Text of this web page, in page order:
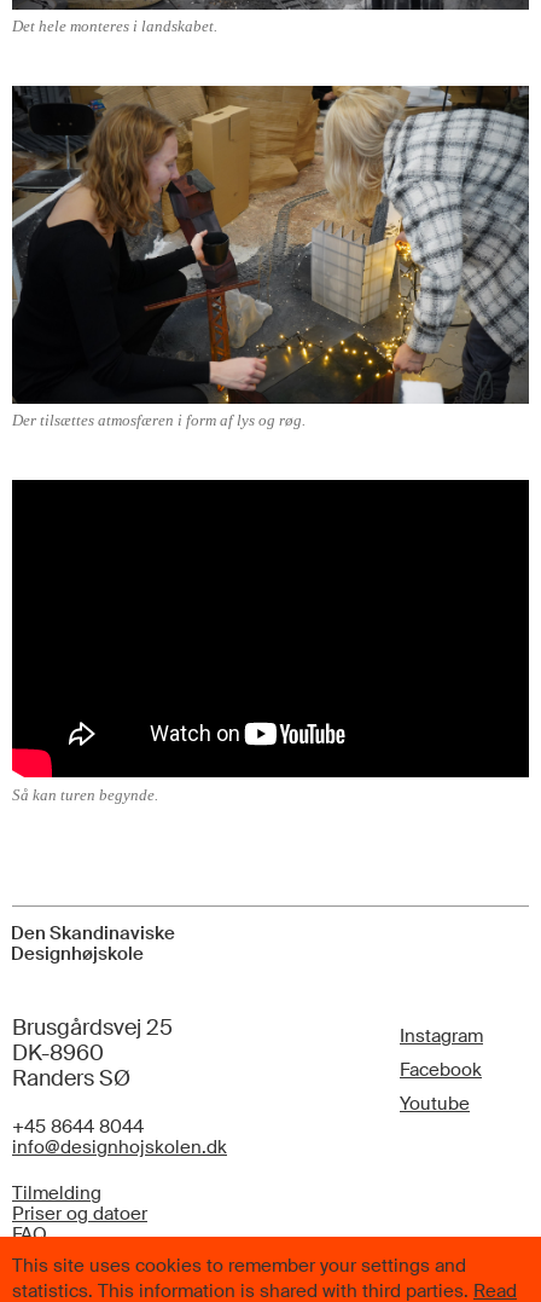
Det hele monteres i landskabet.
Der tilsættes atmosfæren i form af lys og røg.
Så kan turen begynde.
This site uses cookies to remember your settings and
statistics. This information is shared with third parties. Read
Den Skandinaviske
Designhøjskole
Brusgårdsvej 25
DK-8960
Randers SØ
+45 8644 8044
info@designhojskolen.dk
Tilmelding
Priser og datoer
FAQ
Instagram
Facebook
Youtube